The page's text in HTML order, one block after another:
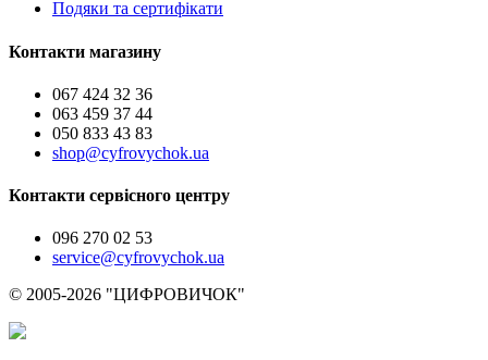
Подяки та сертифікати
Контакти магазину
067 424 32 36
063 459 37 44
050 833 43 83
shop@cyfrovychok.ua
Контакти сервісного центру
096 270 02 53
service@cyfrovychok.ua
© 2005-2026 "ЦИФРОВИЧОК"